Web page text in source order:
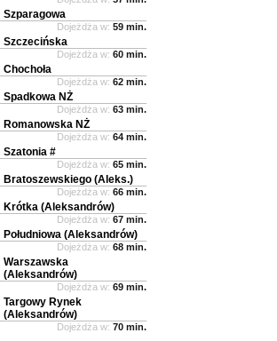
Szparagowa
Dojeżdża w: 59 min.
Szczecińska
Dojeżdża w: 60 min.
Chochoła
Dojeżdża w: 62 min.
Spadkowa NŻ
Dojeżdża w: 63 min.
Romanowska NŻ
Dojeżdża w: 64 min.
Szatonia #
Dojeżdża w: 65 min.
Bratoszewskiego (Aleks.)
Dojeżdża w: 66 min.
Krótka (Aleksandrów)
Dojeżdża w: 67 min.
Południowa (Aleksandrów)
Dojeżdża w: 68 min.
Warszawska
(Aleksandrów)
Dojeżdża w: 69 min.
Targowy Rynek
(Aleksandrów)
Dojeżdża w: 70 min.